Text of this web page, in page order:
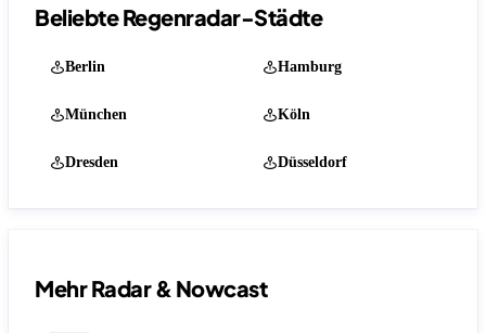
Beliebte Regenradar-Städte
Berlin Hamburg
München Köln
Dresden Düsseldorf
Mehr Radar & Nowcast